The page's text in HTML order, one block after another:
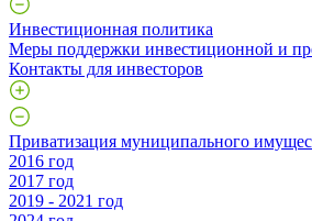
Инвестиционная политика
Меры поддержки инвестиционной и
Контакты для инвесторов
Приватизация муниципального
2016 год
2017 год
2019 - 2021 год